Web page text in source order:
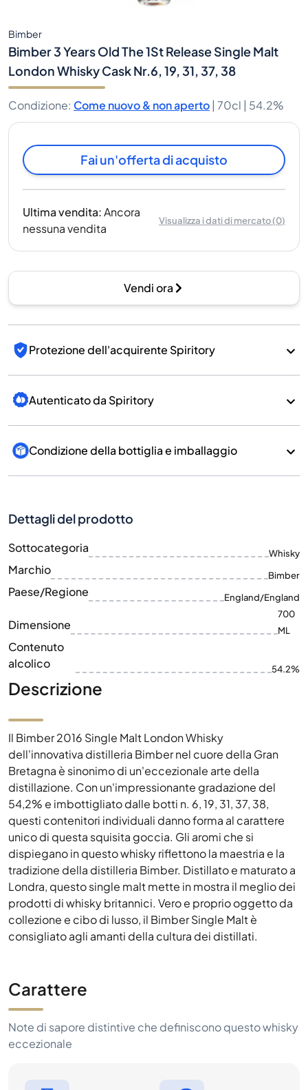
Bimber
Bimber 3 Years Old The 1St Release Single Malt
London Whisky Cask Nr.6, 19, 31, 37, 38
Condizione: Come nuovo & non aperto | 70cl | 54.2%
Fai un'offerta di acquisto
Ultima vendita:Ancora
nessuna vendita
Visualizza i dati di mercato(0)
Vendi ora
Protezione dell'acquirente Spiritory
Autenticato da Spiritory
Condizione della bottiglia e imballaggio
Dettagli del prodotto
Sottocategoria Whisky
Marchio Bimber
Paese/Regione England/England
Dimensione
700
ML
Contenuto
alcolico
54.2%
Descrizione
Il Bimber 2016 Single Malt London Whisky
dell'innovativa distilleria Bimber nel cuore della Gran
Bretagna è sinonimo di un'eccezionale arte della
distillazione. Con un'impressionante gradazione del
54,2% e imbottigliato dalle botti n. 6, 19, 31, 37, 38,
questi contenitori individuali danno forma al carattere
unico di questa squisita goccia. Gli aromi che si
dispiegano in questo whisky riflettono la maestria e la
tradizione della distilleria Bimber. Distillato e maturato a
Londra, questo single malt mette in mostra il meglio dei
prodotti di whisky britannici. Vero e proprio oggetto da
collezione e cibo di lusso, il Bimber Single Malt è
consigliato agli amanti della cultura dei distillati.
Carattere
Note di sapore distintive che definiscono questo whisky
eccezionale